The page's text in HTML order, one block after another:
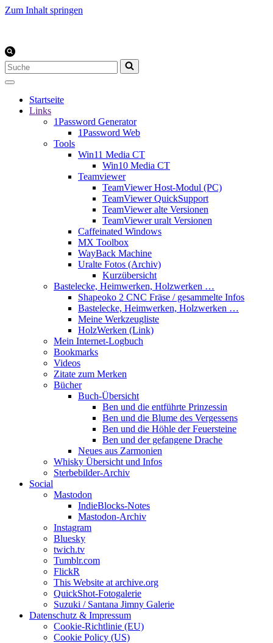
Zum Inhalt springen
Suchen
nach …
Startseite
Links
1Password Generator
1Password Web
Tools
Win11 Media CT
Win10 Media CT
Teamviewer
TeamViewer Host-Modul (PC)
TeamViewer QuickSupport
TeamViewer alte Versionen
TeamViewer uralt Versionen
Caffeinated Windows
MX Toolbox
WayBack Machine
Uralte Fotos (Archiv)
Kurzübersicht
Bastelecke, Heimwerken, Holzwerken …
Shapeoko 2 CNC Fräse / gesammelte Infos
Bastelecke, Heimwerken, Holzwerken …
Meine Werkzeugliste
HolzWerken (Link)
Mein Internet-Logbuch
Bookmarks
Videos
Zitate zum Merken
Bücher
Buch-Übersicht
Ben und die entführte Prinzessin
Ben und die Blume des Vergessens
Ben und die Höhle der Feuersteine
Ben und der gefangene Drache
Neues aus Zarmonien
Whisky Übersicht und Infos
Sterbebilder-Archiv
Social
Mastodon
IndieBlocks-Notes
Mastodon-Archiv
Instagram
Bluesky
twich.tv
Tumblr.com
FlickR
This Website at archive.org
QuickShot-Fotogalerie
Suzuki / Santana Jimny Galerie
Datenschutz & Impressum
Cookie-Richtlinie (EU)
Cookie Policy (US)